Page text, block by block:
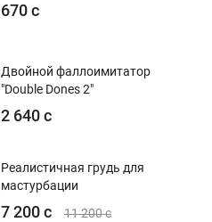
670 с
Двойной фаллоимитатор
"Double Dones 2"
2 640 с
Реалистичная грудь для
мастурбации
7 200 с 11 200 с